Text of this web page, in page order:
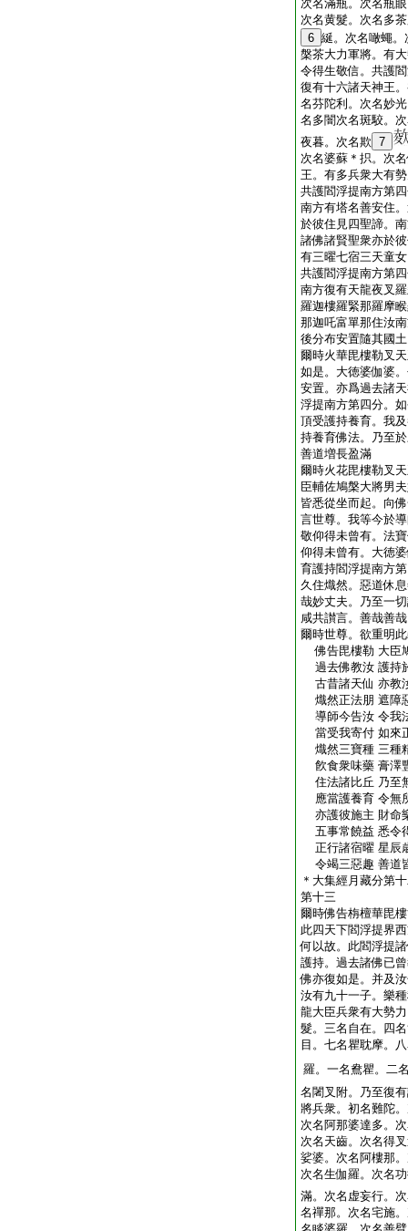
次名滿瓶。次名瓶
次名黄髮。次名多
6 綖。次名噉蠅
槃茶大力軍將。有
令得生敬信。共護
復有十六諸天神王
名芬陀利。次名妙
名多闇次名斑駮。
夜暮。次名欺 7
次名婆蘇＊抧。次
王。有多兵衆大有
共護閻浮提南方第
南方有塔名善安住
於彼住見四聖諦。
諸佛諸賢聖衆亦於
有三曜七宿三天童
共護閻浮提南方第
南方復有天龍夜叉
羅迦樓羅緊那羅摩
那迦吒富單那住汝
後分布安置隨其國
爾時火華毘樓勒叉
如是。大徳婆伽婆
安置。亦爲過去諸
浮提南方第四分。
頂受護持養育。我
持養育佛法。乃至
善道増長盈滿
爾時火花毘樓勒叉
臣輔佐鳩槃大將男
皆悉從坐而起。向
言世尊。我等今於
敬仰得未曾有。法
仰得未曾有。大徳
育護持閻浮提南方
久住熾然。惡道休
哉妙丈夫。乃至一
咸共讃言。善哉善哉
爾時世尊。欲重明
佛告毘樓勒 大臣
過去佛教汝 護持
古昔諸天仙 亦教
熾然正法朋 遮障
導師今告汝 令我
當受我寄付 如來
熾然三寶種 三種
飮食衆味藥 膏澤
住法諸比丘 乃至
應當護養育 令無
亦護彼施主 財命
五事常饒益 悉令
正行諸宿曜 星辰
令竭三惡趣 善道
＊大集經月藏分第
第十三
爾時佛告栴檀華毘
此四天下閻浮提界
何以故。此閻浮提
護持。過去諸佛已
佛亦復如是。并及
汝有九十一子。樂
龍大臣兵衆有大勢
髮。三名自在。四
目。七名瞿耽摩。
羅。一名鴦瞿。二
名闍叉附。乃至復
將兵衆。初名難陀
次名阿那婆達多。
次名天齒。次名得
娑婆。次名阿樓那
次名生伽羅。次名
滿。次名虚妄行。
名禪那。次名宅施